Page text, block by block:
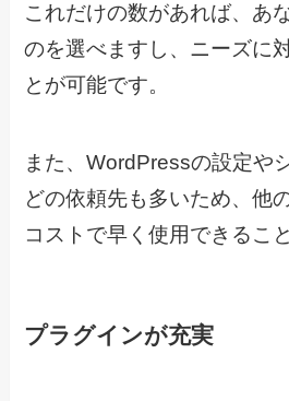
これだけの数があれば、あ
のを選べますし、ニーズに
とが可能です。
また、WordPressの設定や
どの依頼先も多いため、他
コストで早く使用できるこ
プラグインが充実